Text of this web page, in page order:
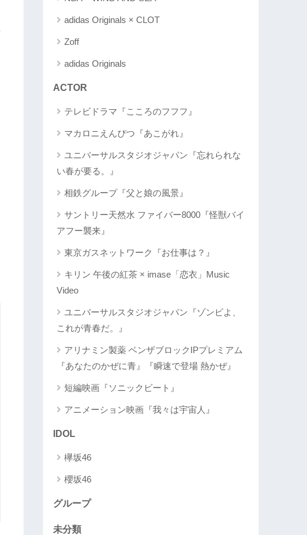
adidas Originals × CLOT
Zoff
adidas Originals
ACTOR
テレビドラマ『こころのフフフ』
マカロニえんぴつ『あこがれ』
ユニバーサルスタジオジャパン『忘れられな
い春が要る。』
相鉄グループ『父と娘の風景』
サントリー天然水 ファイバー8000『怪獣バイ
アフー襲来』
東京ガスネットワーク『お仕事は？』
キリン 午後の紅茶 × imase「恋衣」Music
Video
ユニバーサルスタジオジャパン『ゾンビよ、
これが青春だ。』
アリナミン製薬 ベンザブロックIPプレミアム
『あなたのかぜに青』『瞬速で登場 熱かぜ』
短編映画『ソニックビート』
アニメーション映画『我々は宇宙人』
IDOL
欅坂46
櫻坂46
グループ
未分類